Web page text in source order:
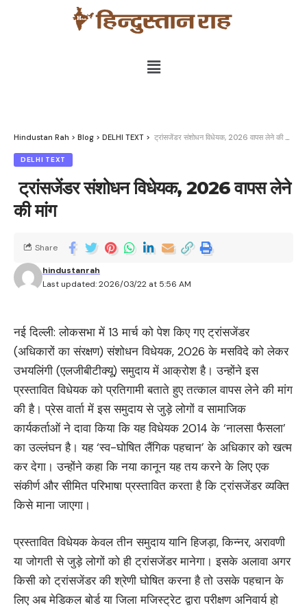
Hindustan Rah > Blog > DELHI TEXT > ट्रांसजेंडर संशोधन विधेयक, 2026 वापस लेने की मांग
DELHI TEXT
ट्रांसजेंडर संशोधन विधेयक, 2026 वापस लेने
की मांग
Last updated: 2026/03/22 at 5:56 AM
hindustanrah
Share
नई दिल्ली: लोकसभा में 13 मार्च को पेश किए गए ट्रांसजेंडर
(अधिकारों का संरक्षण) संशोधन विधेयक, 2026 के मसविदे को लेकर
उभयलिंगी (एलजीबीटीक्यू) समुदाय में आक्रोश है। उन्होंने इस
प्रस्तावित विधेयक को प्रतिगामी बताते हुए तत्काल वापस लेने की मांग
की है। प्रेस वार्ता में इस समुदाय से जुड़े लोगों व सामाजिक
कार्यकर्ताओं ने दावा किया कि यह विधेयक 2014 के ‘नालसा फैसला’
का उल्लंघन है। यह ‘स्व-घोषित लैंगिक पहचान’ के अधिकार को खत्म
कर देगा। उन्होंने कहा कि नया कानून यह तय करने के लिए एक
संकीर्ण और सीमित परिभाषा प्रस्तावित करता है कि ट्रांसजेंडर व्यक्ति
किसे माना जाएगा।
प्रस्तावित विधेयक केवल तीन समुदाय यानि हिजड़ा, किन्नर, अरावणी
या जोगती से जुड़े लोगों को ही ट्रांसजेंडर मानेगा। इसके अलावा अगर
किसी को ट्रांसजेंडर की श्रेणी घोषित करना है तो उसके पहचान के
लिए अब मेडिकल बोर्ड या जिला मजिस्ट्रेट द्वारा परीक्षण अनिवार्य हो